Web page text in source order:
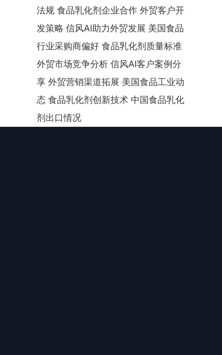
法规 食品乳化剂企业合作 外贸客户开
发策略 信风AI助力外贸发展 美国食品
行业采购商偏好 食品乳化剂质量标准
外贸市场竞争分析 信风AI客户案例分
享 外贸营销渠道拓展 美国食品工业动
态 食品乳化剂创新技术 中国食品乳化
剂出口情况